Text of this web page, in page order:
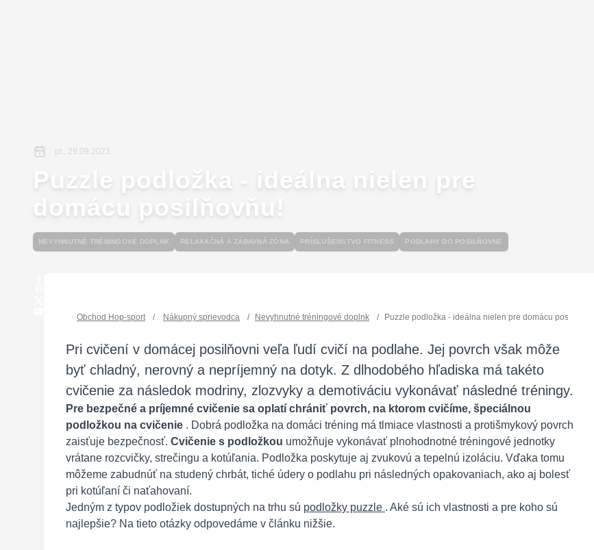
pt., 29.09.2023
Puzzle podložka - ideálna nielen pre
domácu posilňovňu!
NEVYHNUTNÉ TRÉNINGOVÉ DOPLNK RELAXAČNÁ A ZÁBAVNÁ ZÓNA PRÍSLUŠENSTVO FITNESS PODLAHY DO POSILŇOVNE
Obchod Hop-sport / Nákupný sprievodca / Nevyhnutné tréningové doplnk / Puzzle podložka - ideálna nielen pre domácu posilňovňu!
Pri cvičení v domácej posilňovni veľa ľudí cvičí na podlahe. Jej povrch však môže
byť chladný, nerovný a nepríjemný na dotyk. Z dlhodobého hľadiska má takéto
cvičenie za následok modriny, zlozvyky a demotiváciu vykonávať následné tréningy.
Pre bezpečné a príjemné cvičenie sa oplatí chrániť povrch, na ktorom cvičíme, špeciálnou
podložkou na cvičenie . Dobrá podložka na domáci tréning má tlmiace vlastnosti a protišmykový povrch
zaisťuje bezpečnosť. Cvičenie s podložkou umožňuje vykonávať plnohodnotné tréningové jednotky
vrátane rozcvičky, strečingu a kotúľania. Podložka poskytuje aj zvukovú a tepelnú izoláciu. Vďaka tomu
môžeme zabudnúť na studený chrbát, tiché údery o podlahu pri následných opakovaniach, ako aj bolesť
pri kotúľaní či naťahovaní.
Jedným z typov podložiek dostupných na trhu sú podložky puzzle . Aké sú ich vlastnosti a pre koho sú
najlepšie? Na tieto otázky odpovedáme v článku nižšie.